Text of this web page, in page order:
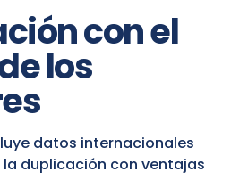
con el
los
datos internacionales
duplicación con ventajas